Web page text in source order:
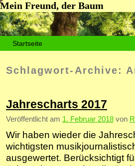
Mein Freund, der Baum
Startseite
Schlagwort-Archive:
Jahrescharts 2017
Veröffentlicht am 1. Februar 2018 von
Wir haben wieder die
wichtigsten
ausgewertet. Berücksichtigt